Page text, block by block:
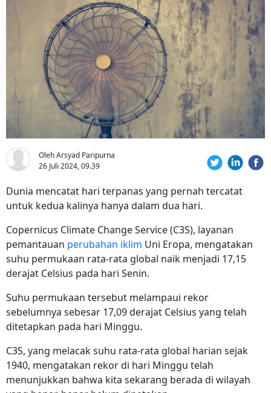
Oleh Arsyad Paripurna
26 Juli 2024, 09.39
Dunia mencatat hari terpanas yang pernah tercatat
untuk kedua kalinya hanya dalam dua hari.
Copernicus Climate Change Service (C3S), layanan
pemantauan perubahan iklim Uni Eropa, mengatakan
suhu permukaan rata-rata global naik menjadi 17,15
derajat Celsius pada hari Senin.
Suhu permukaan tersebut melampaui rekor
sebelumnya sebesar 17,09 derajat Celsius yang telah
ditetapkan pada hari Minggu.
C3S, yang melacak suhu rata-rata global harian sejak
1940, mengatakan rekor di hari Minggu telah
menunjukkan bahwa kita sekarang berada di wilayah